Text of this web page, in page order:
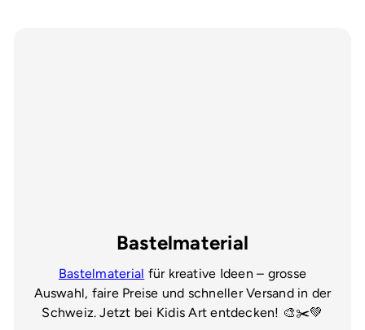
Bastelmaterial
Bastelmaterial für kreative Ideen – grosse
Auswahl, faire Preise und schneller Versand in der
Schweiz. Jetzt bei Kidis Art entdecken! 🎨✂️💚